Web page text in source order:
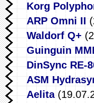
Korg
ARP Omni II
Waldorf Q+
Guinguin
DinSync RE-
ASM
Aelita